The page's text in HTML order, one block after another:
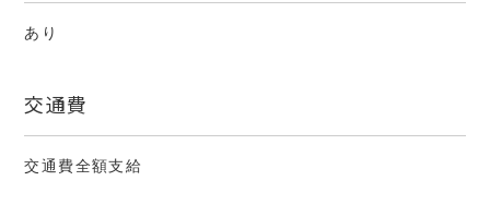
あり
交通費
交通費全額支給